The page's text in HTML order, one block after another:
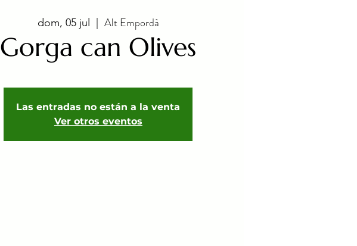
dom, 05 jul Alt Empordà
Gorga can Olives
Las entradas no están a la venta
Ver otros eventos